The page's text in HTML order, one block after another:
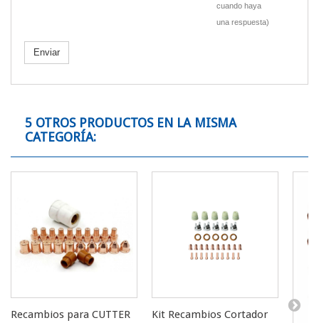
cuando haya
una respuesta)
Enviar
5 OTROS PRODUCTOS EN LA MISMA
CATEGORÍA:
Recambios para CUTTER
Kit Recambios Cortador